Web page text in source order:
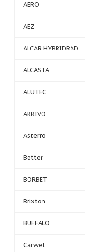
AERO
AEZ
ALCAR HYBRIDRAD
ALCASTA
ALUTEC
ARRIVO
Asterro
Better
BORBET
Brixton
BUFFALO
Carwel